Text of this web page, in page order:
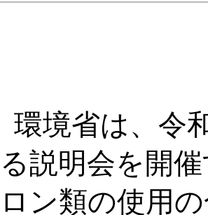
環境省は、令
る説明会を開
ロン類の使用